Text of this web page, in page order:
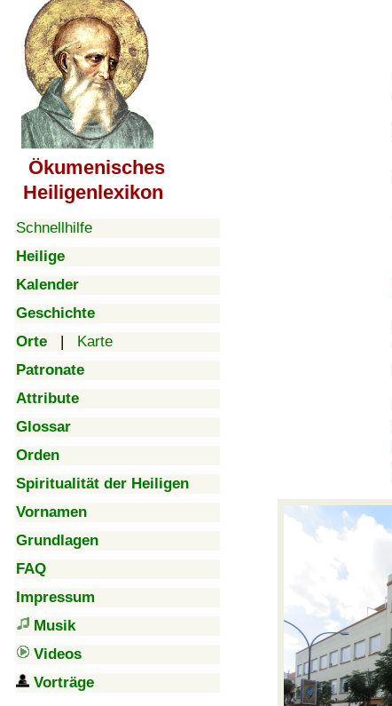
Ökumenisches
Heiligenlexikon
Schnellhilfe
Heilige
Kalender
Geschichte
Orte | Karte
Patronate
Attribute
Glossar
Orden
Spiritualität der Heiligen
Vornamen
Grundlagen
FAQ
Impressum
Musik
Videos
Vorträge